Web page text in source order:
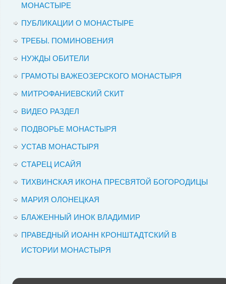
МОНАСТЫРЕ
ПУБЛИКАЦИИ О МОНАСТЫРЕ
ТРЕБЫ. ПОМИНОВЕНИЯ
НУЖДЫ ОБИТЕЛИ
ГРАМОТЫ ВАЖЕОЗЕРСКОГО МОНАСТЫРЯ
МИТРОФАНИЕВСКИЙ СКИТ
ВИДЕО РАЗДЕЛ
ПОДВОРЬЕ МОНАСТЫРЯ
УСТАВ МОНАСТЫРЯ
СТАРЕЦ ИСАЙЯ
ТИХВИНСКАЯ ИКОНА ПРЕСВЯТОЙ БОГОРОДИЦЫ
МАРИЯ ОЛОНЕЦКАЯ
БЛАЖЕННЫЙ ИНОК ВЛАДИМИР
ПРАВЕДНЫЙ ИОАНН КРОНШТАДТСКИЙ В
ИСТОРИИ МОНАСТЫРЯ